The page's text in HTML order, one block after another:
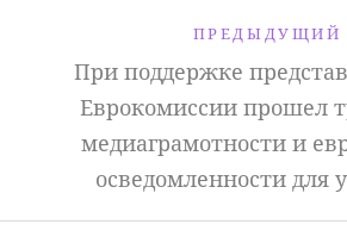
ПРЕДЫДУЩИЙ
При поддержке
Еврокомиссии прошел
медиаграмотности и
осведомленности для